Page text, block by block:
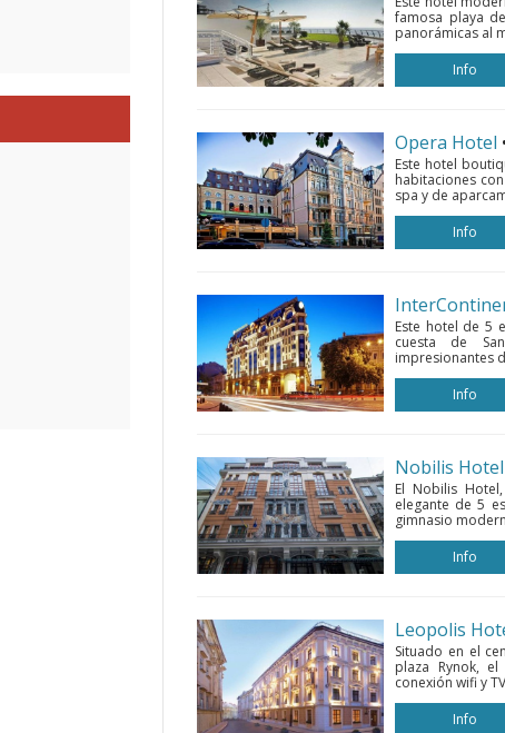
famosa playa
panorámicas al
Info
Opera Hotel
Este hotel
habitaciones
spa y de
Info
Este hotel de 5
cuesta de
impresionantes
Info
Nobilis Hotel
El Nobilis
elegante de 5
gimnasio
Info
Leopolis
Situado en el
plaza Rynok,
conexión wifi y
Info